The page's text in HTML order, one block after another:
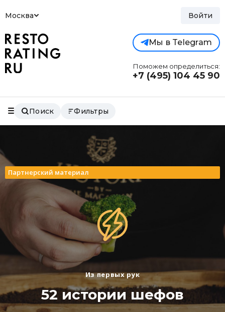
Москва Войти
Мы в Telegram
Поможем определиться:
+7 (495) 104 45 90
Поиск Фильтры
Партнерский материал
Из первых рук
52 истории шефов